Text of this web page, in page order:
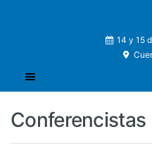
14 y 15
Conferencistas